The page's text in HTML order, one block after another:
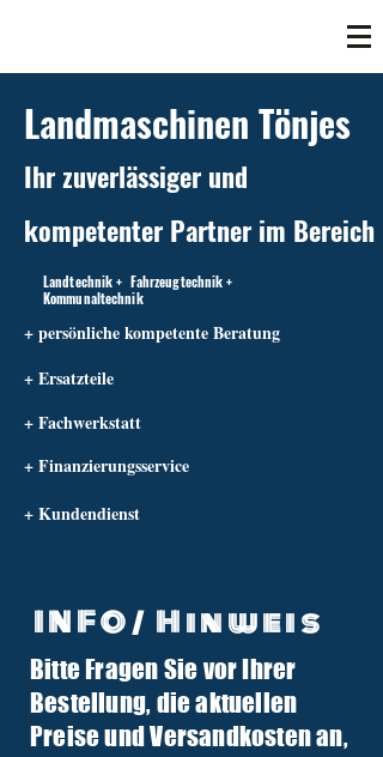
Landmaschinen Tönjes
Ihr zuverlässiger und
kompetenter Partner im Bereich
Landtechnik + Fahrzeugtechnik +
Kommunaltechnik
+ persönliche kompetente Beratung
+ Ersatzteile
+ Fachwerkstatt
+ Finanzierungsservice
+ Kundendienst
info@tuber-traktor.de
+49 (0) 4406-9568797
INFO/ Hinweis
Bitte Fragen Sie vor Ihrer
Bestellung, die aktuellen
Preise und Versandkosten an,